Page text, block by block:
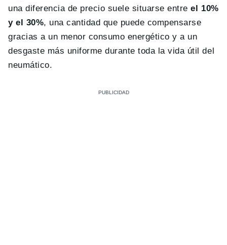
una diferencia de precio suele situarse entreel 10%
y el 30%, una cantidad que puede compensarse
gracias a un menor consumo energético y a un
desgaste más uniforme durante toda la vida útil del
neumático.